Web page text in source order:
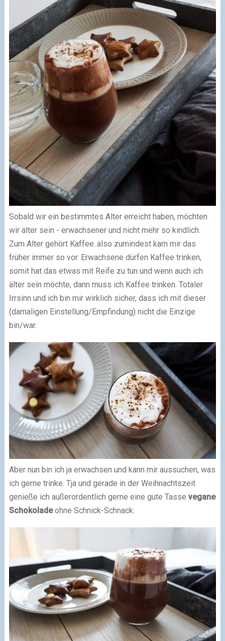
Sobald wir ein bestimmtes Alter erreicht haben, möchten
wir älter sein - erwachsener und nicht mehr so kindlich.
Zum Alter gehört Kaffee..also zumindest kam mir das
früher immer so vor. Erwachsene dürfen Kaffee trinken,
somit hat das etwas mit Reife zu tun und wenn auch ich
älter sein möchte, dann muss ich Kaffee trinken. Totaler
Irrsinn und ich bin mir wirklich sicher, dass ich mit dieser
(damaligen Einstellung/Empfindung) nicht die Einzige
bin/war.
Aber nun bin ich ja erwachsen und kann mir aussuchen, was
ich gerne trinke. Tja und gerade in der Weihnachtszeit
genieße ich außerordentlich gerne eine gute Tasse vegane
Schokoladeohne Schnick-Schnack.